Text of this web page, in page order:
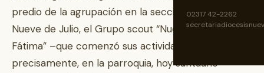
02317 42-2262
predio de la agrupación en la sección quintas de
Nueve de Julio, el Grupo scout “Nuestra Señora de
Fátima” –que comenzó sus actividades,
precisamente, en la parroquia, hoy santuario